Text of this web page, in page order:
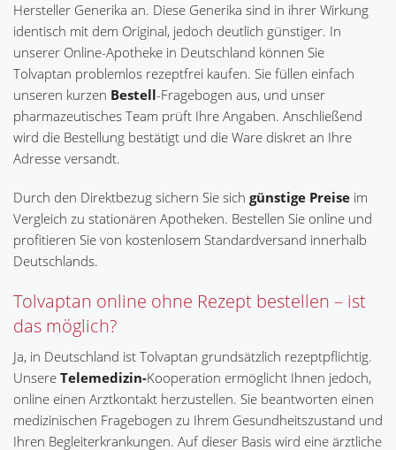
Hersteller Generika an. Diese Generika sind in ihrer Wirkung
identisch mit dem Original, jedoch deutlich günstiger. In
unserer Online-Apotheke in Deutschland können Sie
Tolvaptan problemlos rezeptfrei kaufen. Sie füllen einfach
unseren kurzen Bestell-Fragebogen aus, und unser
pharmazeutisches Team prüft Ihre Angaben. Anschließend
wird die Bestellung bestätigt und die Ware diskret an Ihre
Adresse versandt.
Durch den Direktbezug sichern Sie sich günstige Preise im
Vergleich zu stationären Apotheken. Bestellen Sie online und
profitieren Sie von kostenlosem Standardversand innerhalb
Deutschlands.
Tolvaptan online ohne Rezept bestellen – ist
das möglich?
Ja, in Deutschland ist Tolvaptan grundsätzlich rezeptpflichtig.
Unsere Telemedizin-Kooperation ermöglicht Ihnen jedoch,
online einen Arztkontakt herzustellen. Sie beantworten einen
medizinischen Fragebogen zu Ihrem Gesundheitszustand und
Ihren Begleiterkrankungen. Auf dieser Basis wird eine ärztliche